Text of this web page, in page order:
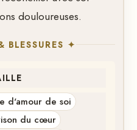
douloureuses.
✦
d'amour de soi
du cœur